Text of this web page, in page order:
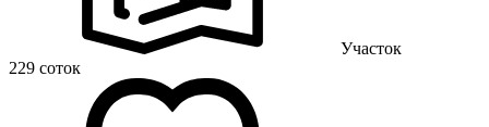
Участок
229 соток